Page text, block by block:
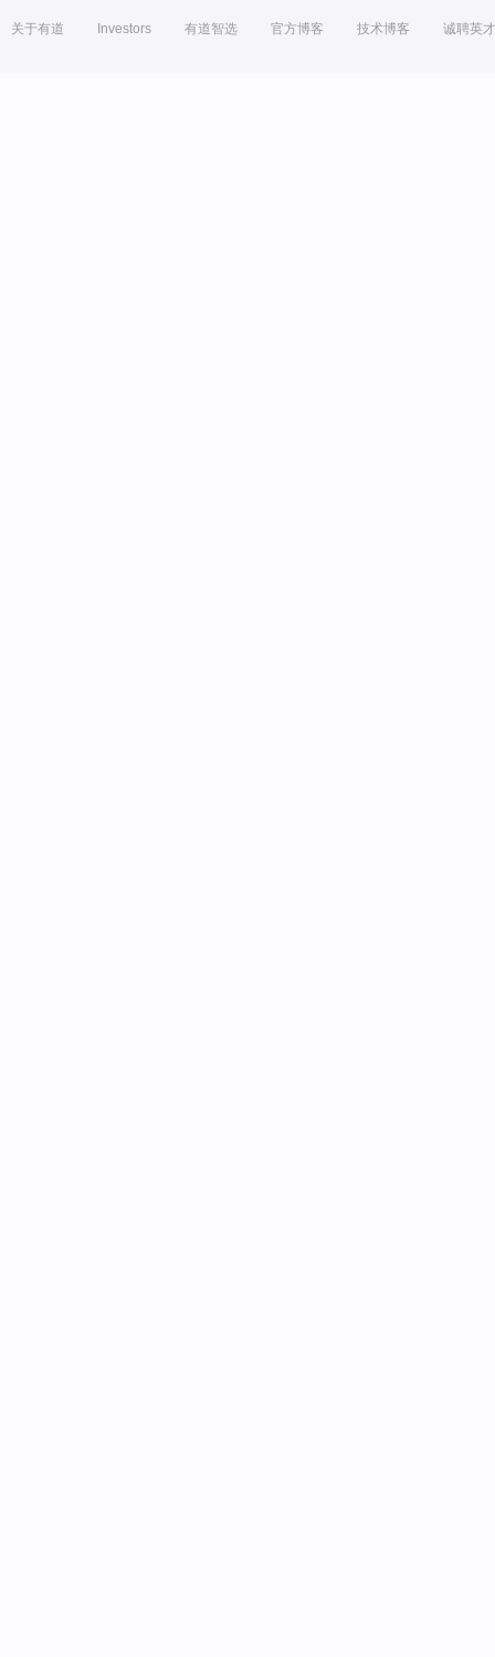
关于有道 Investors 有道智选 官方博客 技术博客 诚聘英才